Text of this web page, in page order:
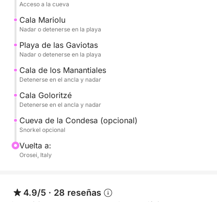
CALA MARIOLU, por el color de sus aguas y su
playa de arena blanca.
Cala Goloritze, la joya indiscutible del golfo, elegida
Mejor Playa del Mundo 2025.
Cala Biriala, una cala íntima y muy pintoresca.
Cala delle Sorgenti, con sus aguas turquesas y su
esféricos.
Y también, las Piscinas de Venus, Cala Sisine, Cala
Ziu Santoru,
Acceso a la cueva
Cala Mariolu
Nadar o detenerse en la playa
Playa de las Gaviotas
Nadar o detenerse en la playa
Cala de los Manantiales
Detenerse en el ancla y nadar
Cala Goloritzé
Detenerse en el ancla y nadar
Cueva de la Condesa (opcional)
Snorkel opcional
Vuelta a:
Orosei, Italy
4.9/5 · 28 reseñas